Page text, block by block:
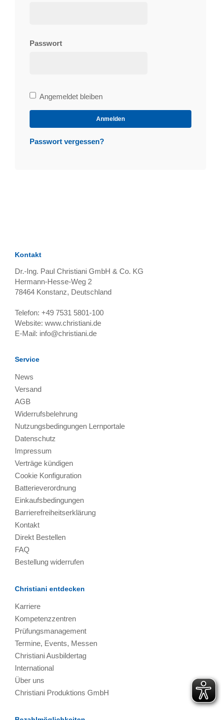
Passwort
Bleibe
angemeldet
Angemeldet bleiben
Anmelden
Passwort vergessen?
Kontakt
Dr.-Ing. Paul Christiani GmbH & Co. KG
Hermann-Hesse-Weg 2
78464 Konstanz, Deutschland
Telefon: +49 7531 5801-100
Website: www.christiani.de
E-Mail: info@christiani.de
Service
News
Versand
AGB
Widerrufsbelehrung
Nutzungsbedingungen Lernportale
Datenschutz
Impressum
Verträge kündigen
Cookie Konfiguration
Batterieverordnung
Einkaufsbedingungen
Barrierefreiheitserklärung
Kontakt
Direkt Bestellen
FAQ
Bestellung widerrufen
Christiani entdecken
Karriere
Kompetenzzentren
Prüfungsmanagement
Termine, Events, Messen
Christiani Ausbildertag
International
Über uns
Christiani Produktions GmbH